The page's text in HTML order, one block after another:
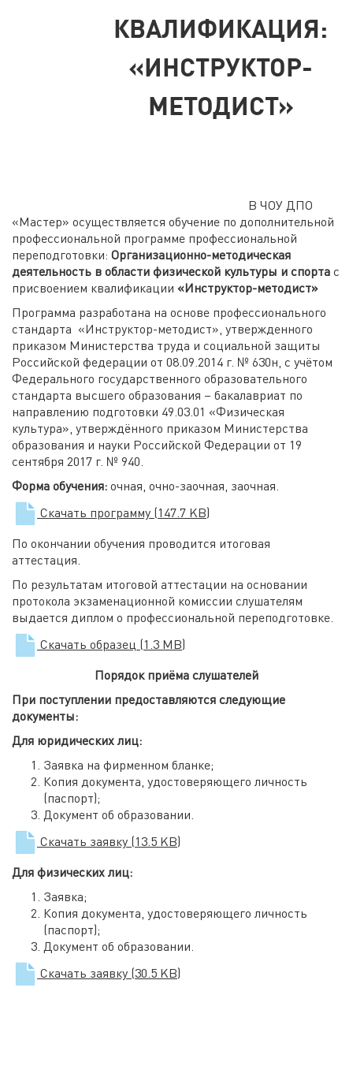
КВАЛИФИКАЦИЯ:
«ИНСТРУКТОР-
МЕТОДИСТ»
В ЧОУ ДПО
«Мастер» осуществляется обучение по дополнительной
профессиональной программе профессиональной
переподготовки: Организационно-методическая
деятельность в области физической культуры и спорта с
присвоением квалификации «Инструктор-методист»
Программа разработана на основе профессионального
стандарта «Инструктор-методист», утвержденного
приказом Министерства труда и социальной защиты
Российской федерации от 08.09.2014 г. № 630н, с учётом
Федерального государственного образовательного
стандарта высшего образования – бакалавриат по
направлению подготовки 49.03.01 «Физическая
культура», утверждённого приказом Министерства
образования и науки Российской Федерации от 19
сентября 2017 г. № 940.
Форма обучения:очная, очно-заочная, заочная.
Скачать программу (147.7 KB)
По окончании обучения проводится итоговая
аттестация.
По результатам итоговой аттестации на основании
протокола экзаменационной комиссии слушателям
выдается диплом о профессиональной переподготовке.
Скачать образец (1.3 MB)
Порядок приёма слушателей
При поступлении предоставляются следующие
документы:
Для юридических лиц:
Заявка на фирменном бланке;
Копия документа, удостоверяющего личность
(паспорт);
Документ об образовании.
Скачать заявку (13.5 KB)
Для физических лиц:
Заявка;
Копия документа, удостоверяющего личность
(паспорт);
Документ об образовании.
Скачать заявку (30.5 KB)